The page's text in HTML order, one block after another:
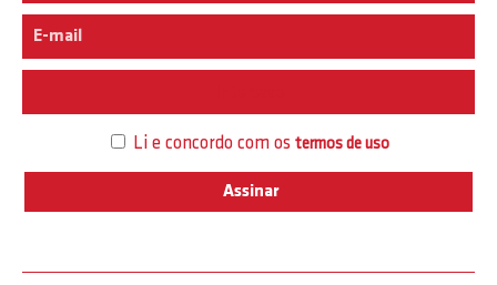
Li e concordo com os termos de uso